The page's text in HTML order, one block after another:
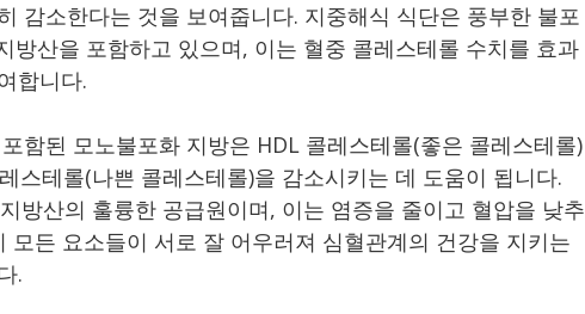
감소한다는 것을 보여줍니다. 지중해식 식단은 풍부한 불포
방산을 포함하고 있으며, 이는 혈중 콜레스테롤 수치를 효과
합니다.
함된 모노불포화 지방은 HDL 콜레스테롤(좋은 콜레스테롤)
스테롤(나쁜 콜레스테롤)을 감소시키는 데 도움이 됩니다.
방산의 훌륭한 공급원이며, 이는 염증을 줄이고 혈압을 낮추
모든 요소들이 서로 잘 어우러져 심혈관계의 건강을 지키는
.